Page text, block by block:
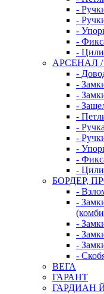
-
-
-
-
-
АРСЕНАЛ /
-
-
-
-
-
-
-
-
-
-
БОРДЕР,
-
-
-
-
-
-
ВЕГА
ГАРАНТ
ГАРДИАН